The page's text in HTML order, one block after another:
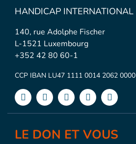
HANDICAP INTERNATIONAL
140, rue Adolphe Fischer
L-1521 Luxembourg
+352 42 80 60-1
CCP IBAN LU47 1111 0014 2062 0000
LE DON ET VOUS